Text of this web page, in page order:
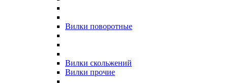
Вилки поворотные
Вилки скольжений
Вилки прочие